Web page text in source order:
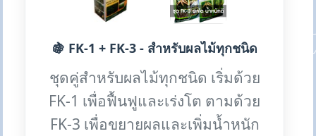
🍇 FK-1 + FK-3 - สำหรับผลไม้ทุกชนิด
ชุดคู่สำหรับผลไม้ทุกชนิด เริ่มด้วย
FK-1 เพื่อฟื้นฟูและเร่งโต ตามด้วย
FK-3 เพื่อขยายผลและเพิ่มน้ำหนัก